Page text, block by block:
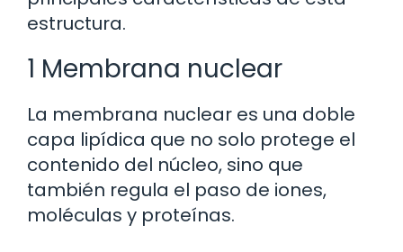
estructura.
1 Membrana nuclear
La membrana nuclear es una doble
capa lipídica que no solo protege el
contenido del núcleo, sino que
también regula el paso de iones,
moléculas y proteínas.